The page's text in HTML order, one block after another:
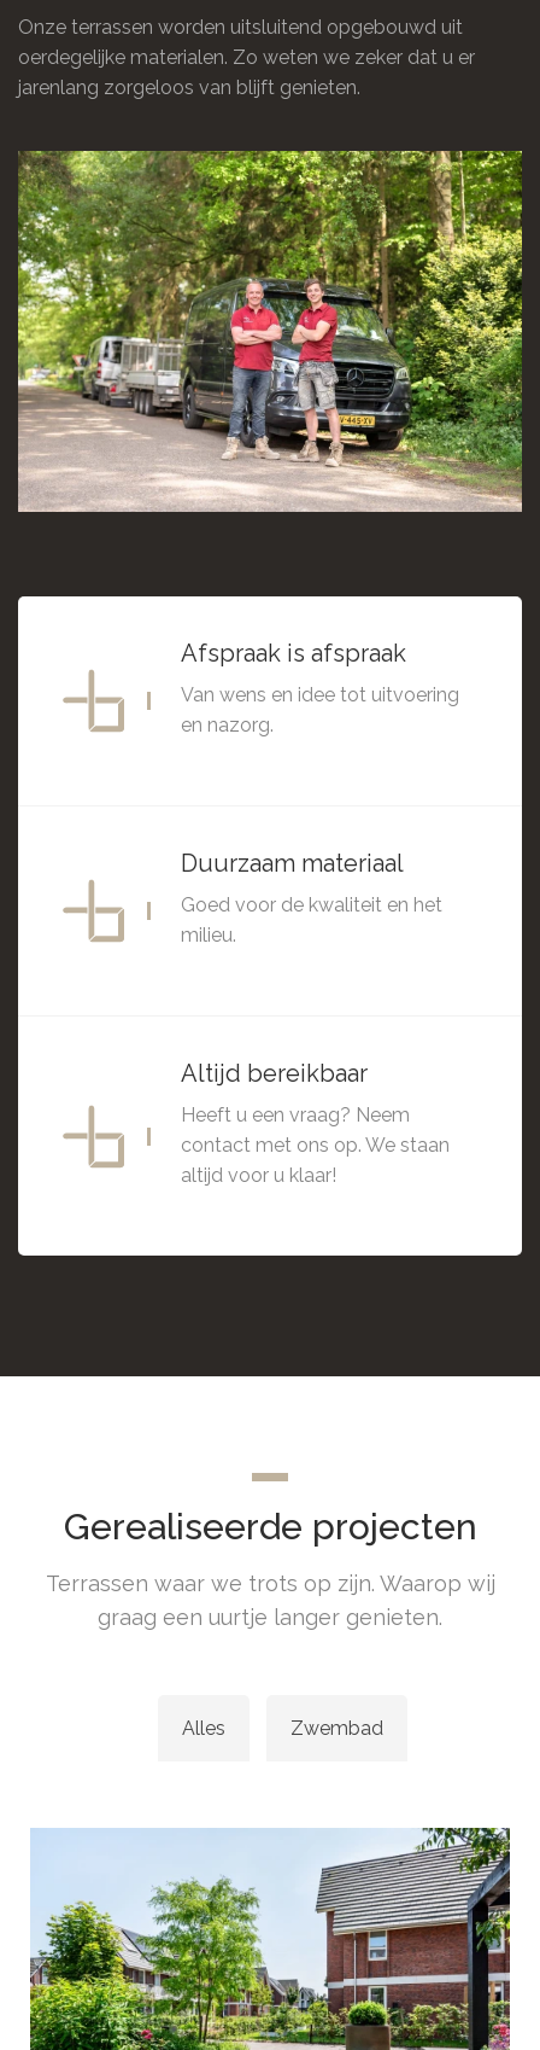
Onze terrassen worden uitsluitend opgebouwd uit
oerdegelijke materialen. Zo weten we zeker dat u er
jarenlang zorgeloos van blijft genieten.
Afspraak is afspraak
Van wens en idee tot uitvoering
en nazorg.
Duurzaam materiaal
Goed voor de kwaliteit en het
milieu.
Altijd bereikbaar
Heeft u een vraag? Neem
contact met ons op. We staan
altijd voor u klaar!
Gerealiseerde projecten
Terrassen waar we trots op zijn. Waarop wij
graag een uurtje langer genieten.
Alles Zwembad